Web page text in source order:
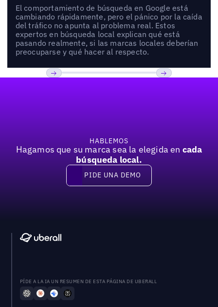
El comportamiento de búsqueda en Google está
cambiando rápidamente, pero el pánico por la caída
del tráfico no apunta al problema real. Estos
expertos en búsqueda local explican qué está
pasando realmente, si las marcas locales deberían
preocuparse y qué hacer al respecto.
HABLEMOS
Hagamos que su marca sea la elegida en cada
búsqueda local.
Pide una demo
PIDE UNA DEMO
PÍDE A LA IA UN RESUMEN DE ESTA PÁGINA DE UBERALL